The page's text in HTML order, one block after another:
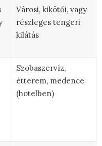
Városi, kikötői, vagy
részleges tengeri
kilátás
Szobaszervíz,
étterem, medence
(hotelben)